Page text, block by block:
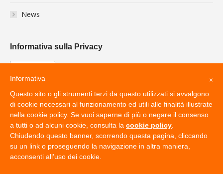
News
Informativa sulla Privacy
by
×
Informativa
Questo sito o gli strumenti terzi da questo utilizzati si avvalgono
di cookie necessari al funzionamento ed utili alle finalità illustrate
nella cookie policy. Se vuoi saperne di più o negare il consenso
a tutti o ad alcuni cookie, consulta la cookie policy
Chiudendo questo banner, scorrendo questa pagina, cliccando
su un link o proseguendo la navigazione in altra maniera,
acconsenti all’uso dei cookie.